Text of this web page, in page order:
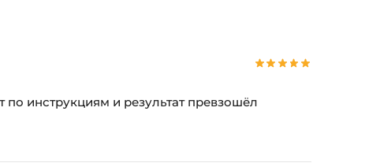
инструкциям и результат превзошёл